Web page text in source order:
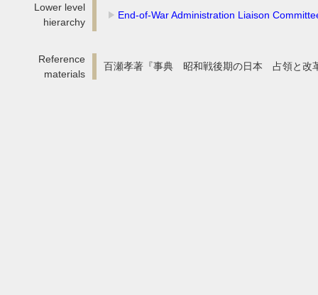
Lower level
hierarchy
End-of-War Administration Liaison
Reference
materials
百瀬孝著『事典 昭和戦後期の日本 占領と改